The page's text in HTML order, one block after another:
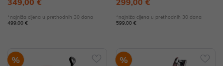
349,00 €
*najniža cijena u prethodnih 30 dana
499,00 €
299,00 €
*najniža cijena u prethodnih 30 dana
599,00 €
% %